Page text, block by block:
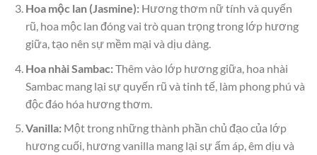
Hoa mộc lan (Jasmine):Hương thơm nữ tính và quyến
rũ, hoa mộc lan đóng vai trò quan trọng trong lớp hương
giữa, tạo nên sự mềm mại và dịu dàng.
Hoa nhài Sambac:Thêm vào lớp hương giữa, hoa nhài
Sambac mang lại sự quyến rũ và tinh tế, làm phong phú và
độc đáo hóa hương thơm.
Vanilla:Một trong những thành phần chủ đạo của lớp
hương cuối, hương vanilla mang lại sự ấm áp, êm dịu và